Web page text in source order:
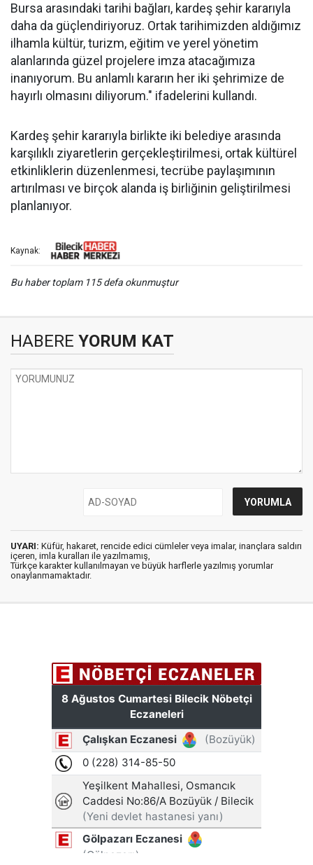
Bursa arasındaki tarihi bağları, kardeş şehir kararıyla
daha da güçlendiriyoruz. Ortak tarihimizden aldığımız
ilhamla kültür, turizm, eğitim ve yerel yönetim
alanlarında güzel projelere imza atacağımıza
inanıyorum. Bu anlamlı kararın her iki şehrimize de
hayırlı olmasını diliyorum." ifadelerini kullandı.
Kardeş şehir kararıyla birlikte iki belediye arasında
karşılıklı ziyaretlerin gerçekleştirilmesi, ortak kültürel
etkinliklerin düzenlenmesi, tecrübe paylaşımının
artırılması ve birçok alanda iş birliğinin geliştirilmesi
planlanıyor.
Kaynak:
Bu haber toplam 115 defa okunmuştur
HABERE YORUM KAT
UYARI: Küfür, hakaret, rencide edici cümleler veya imalar, inançlara saldırı
içeren, imla kuralları ile yazılmamış,
Türkçe karakter kullanılmayan ve büyük harflerle yazılmış yorumlar
onaylanmamaktadır.